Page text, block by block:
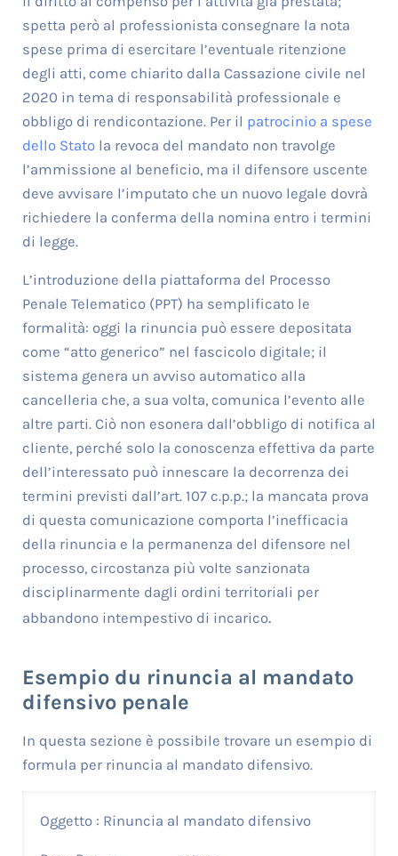
spetta però al professionista consegnare la nota
spese prima di esercitare l’eventuale ritenzione
degli atti, come chiarito dalla Cassazione civile nel
2020 in tema di responsabilità professionale e
obbligo di rendicontazione. Per il patrocinio a spese
dello Statola revoca del mandato non travolge
l’ammissione al beneficio, ma il difensore uscente
deve avvisare l’imputato che un nuovo legale dovrà
richiedere la conferma della nomina entro i termini
di legge.
L’introduzione della piattaforma del Processo
Penale Telematico (PPT) ha semplificato le
formalità: oggi la rinuncia può essere depositata
come “atto generico” nel fascicolo digitale; il
sistema genera un avviso automatico alla
cancelleria che, a sua volta, comunica l’evento alle
altre parti. Ciò non esonera dall’obbligo di notifica al
cliente, perché solo la conoscenza effettiva da parte
dell’interessato può innescare la decorrenza dei
termini previsti dall’art. 107 c.p.p.; la mancata prova
di questa comunicazione comporta l’inefficacia
della rinuncia e la permanenza del difensore nel
processo, circostanza più volte sanzionata
disciplinarmente dagli ordini territoriali per
abbandono intempestivo di incarico.
Esempio du rinuncia al mandato
difensivo penale
In questa sezione è possibile trovare un esempio di
formula per rinuncia al mandato difensivo.
Oggetto : Rinuncia al mandato difensivo